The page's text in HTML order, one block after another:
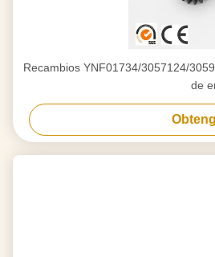
Recambios YNF01734/3057124/
de